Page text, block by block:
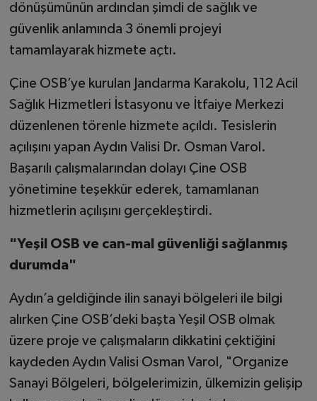
dönüşümünün ardından şimdi de sağlık ve
güvenlik anlamında 3 önemli projeyi
tamamlayarak hizmete açtı.
Çine OSB’ye kurulan Jandarma Karakolu, 112 Acil
Sağlık Hizmetleri İstasyonu ve İtfaiye Merkezi
düzenlenen törenle hizmete açıldı. Tesislerin
açılışını yapan Aydın Valisi Dr. Osman Varol.
Başarılı çalışmalarından dolayı Çine OSB
yönetimine teşekkür ederek, tamamlanan
hizmetlerin açılışını gerçekleştirdi.
"Yeşil OSB ve can-mal güvenliği sağlanmış
durumda"
Aydın’a geldiğinde ilin sanayi bölgeleri ile bilgi
alırken Çine OSB’deki başta Yeşil OSB olmak
üzere proje ve çalışmaların dikkatini çektiğini
kaydeden Aydın Valisi Osman Varol, "Organize
Sanayi Bölgeleri, bölgelerimizin, ülkemizin gelişip